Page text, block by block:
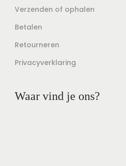
Verzenden of ophalen
Betalen
Retourneren
Privacyverklaring
Waar vind je ons?